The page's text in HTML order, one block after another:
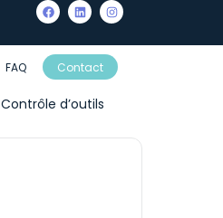
FAQ Contact
Contrôle d’outils